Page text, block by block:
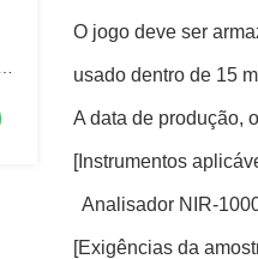
O jogo deve ser
usado dentro de 15
A data de produção,
[Instrumentos
Analisador NIR-
[Exigências da